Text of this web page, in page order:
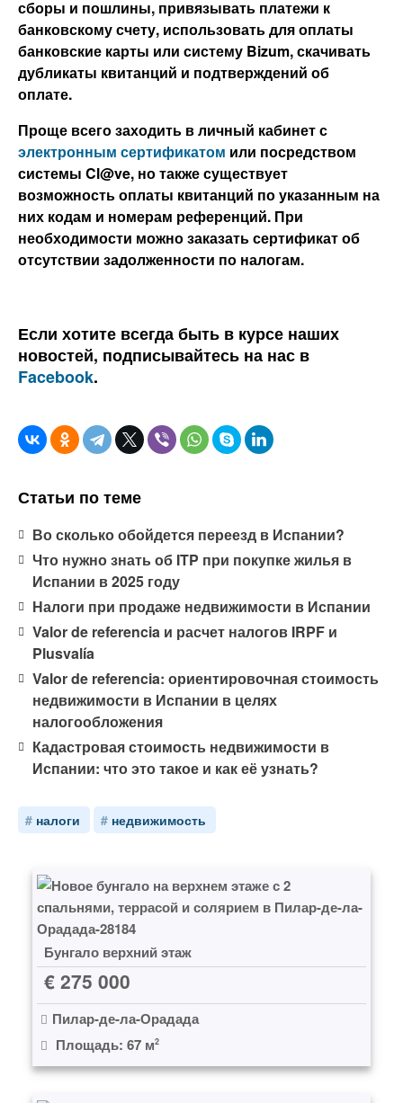
сборы и пошлины, привязывать платежи к
банковскому счету, использовать для оплаты
банковские карты или систему Bizum, скачивать
дубликаты квитанций и подтверждений об
оплате.
Проще всего заходить в личный кабинет с
электронным сертификатом или посредством
системы Cl@ve, но также существует
возможность оплаты квитанций по указанным на
них кодам и номерам референций. При
необходимости можно заказать сертификат об
отсутствии задолженности по налогам.
Если хотите всегда быть в курсе наших
новостей, подписывайтесь на нас в
Facebook.
Статьи по теме
Во сколько обойдется переезд в Испании?
Что нужно знать об ITP при покупке жилья в
Испании в 2025 году
Налоги при продаже недвижимости в Испании
Valor de referencia и расчет налогов IRPF и
Plusvalía
Valor de referencia: ориентировочная стоимость
недвижимости в Испании в целях
налогообложения
Кадастровая стоимость недвижимости в
Испании: что это такое и как её узнать?
налоги недвижимость
Бунгало верхний этаж
€ 275 000
Пилар-де-ла-Орадада
Площадь: 67 м2